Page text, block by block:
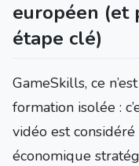
européen (et
étape clé)
GameSkills, ce
formation isolée :
vidéo est
économique